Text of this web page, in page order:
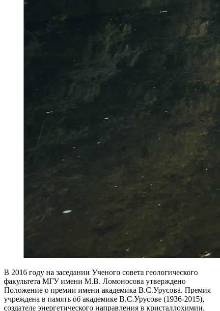
В 2016 году на заседании Ученого совета геологического
факультета МГУ имени М.В. Ломоносова утверждено
Положение о премии имени академика В.С.Урусова. Премия
учреждена в память об академике В.С.Урусове (1936-2015),
создателе энергетического направления в кристаллохимии,